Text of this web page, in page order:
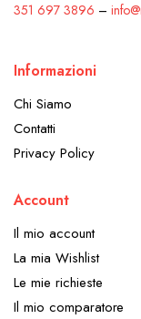
351 697 3896 –
Informazioni
Chi Siamo
Contatti
Privacy Policy
Account
Il mio account
La mia Wishlist
Le mie richieste
Il mio comparatore